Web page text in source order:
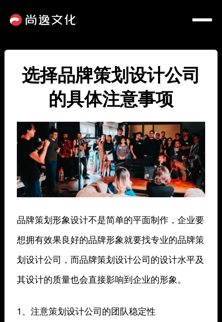
选择品牌策划设计公司
的具体注意事项
品牌策划形象设计不是简单的平面制作，企业要
想拥有效果良好的品牌形象就要找专业的品牌策
划设计公司，而品牌策划设计公司的设计水平及
其设计的质量也会直接影响到企业的形象。
1、注意策划设计公司的团队稳定性